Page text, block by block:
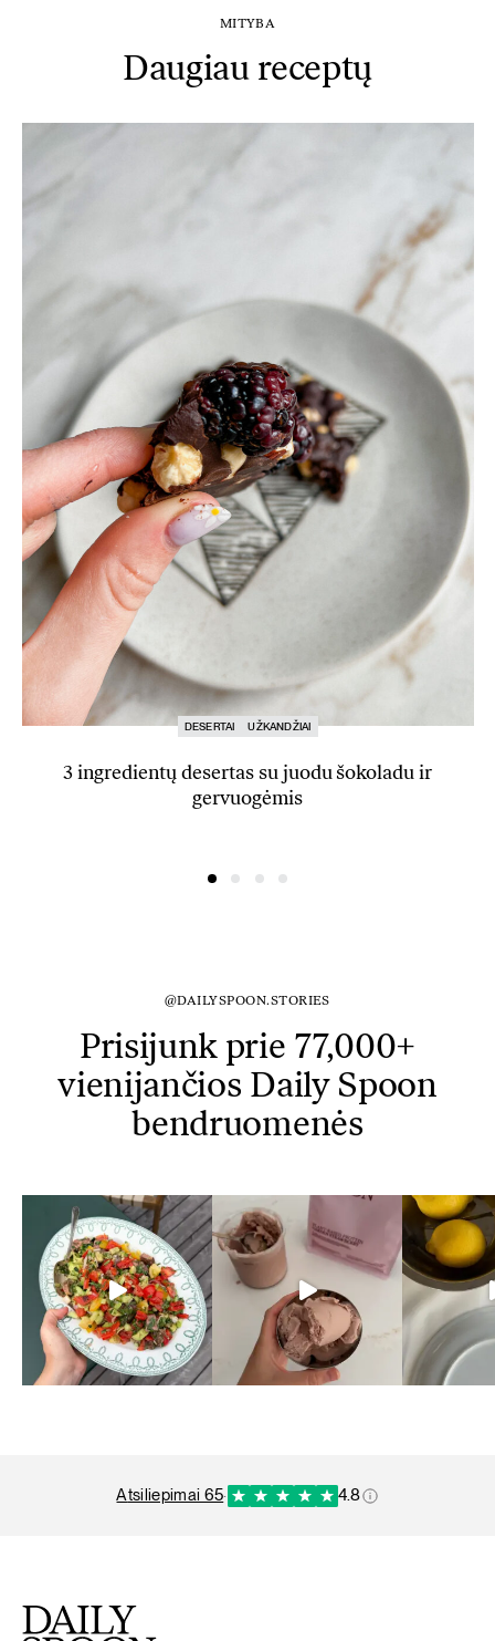
MITYBA
Daugiau receptų
DESERTAI UŽKANDŽIAI
3 ingredientų desertas su juodu šokoladu ir
gervuogėmis
@DAILYSPOON.STORIES
Prisijunk prie 77,000+
vienijančios Daily Spoon
bendruomenės
atsiliepimai 65· 4.8